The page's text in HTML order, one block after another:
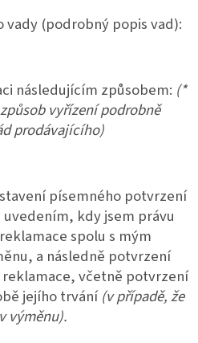
vady (podrobný popis vad):
následujícím způsobem: (*
vyřízení podrobně
prodávajícího)
písemného potvrzení
kdy jsem právu
spolu s mým
a následně potvrzení
včetně potvrzení
jejího trvání(v případě, že
výměnu).